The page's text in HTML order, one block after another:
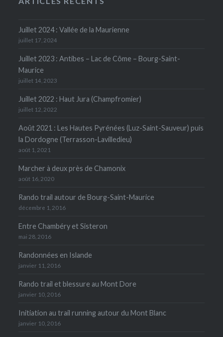
Juillet 2024 : Vallée de la Maurienne
juillet 17, 2024
Juillet 2023 : Antibes – Lac de Côme – Bourg-Saint-
Maurice
juillet 14, 2023
Juillet 2022 : Haut Jura (Champfromier)
juillet 12, 2022
Août 2021 : Les Hautes Pyrénées (Luz-Saint-Sauveur) puis
la Dordogne (Terrasson-Lavilledieu)
août 1, 2021
Marcher à deux près de Chamonix
août 16, 2020
Rando trail autour de Bourg-Saint-Maurice
décembre 1, 2016
Entre Chambéry et Sisteron
mai 28, 2016
Randonnées en Islande
janvier 11, 2016
Rando trail et blessure au Mont Dore
janvier 10, 2016
Initiation au trail running autour du Mont Blanc
janvier 10, 2016